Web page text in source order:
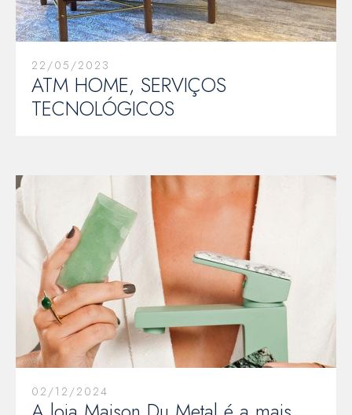
22/05/2023
ATM HOME, SERVIÇOS
TECNOLÓGICOS
02/12/2024